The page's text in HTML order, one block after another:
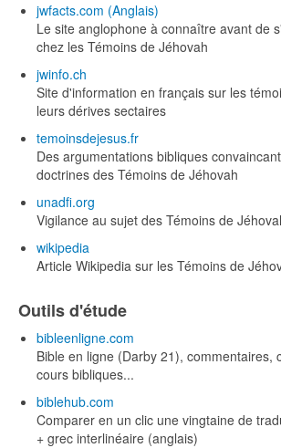
jwfacts.com (Anglais)
Le site anglophone à connaître avant de
chez les Témoins de Jéhovah
jwinfo.ch
Site d'information en français sur les
leurs dérives sectaires
temoinsdejesus.fr
Des argumentations bibliques
doctrines des Témoins de Jéhovah
unadfi.org
Vigilance au sujet des Témoins de
wikipedia
Article Wikipedia sur les Témoins de
Outils d'étude
bibleenligne.com
Bible en ligne (Darby 21), commentaires,
cours bibliques...
biblehub.com
Comparer en un clic une vingtaine de
+ grec interlinéaire (anglais)